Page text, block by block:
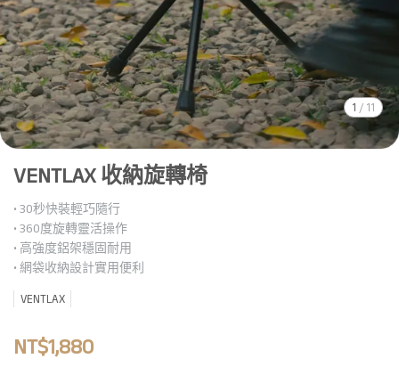
1 / 11
VENTLAX 收納旋轉椅
• 30秒快裝輕巧隨行
• 360度旋轉靈活操作
• 高強度鋁架穩固耐用
• 網袋收納設計實用便利
VENTLAX
NT$1,880